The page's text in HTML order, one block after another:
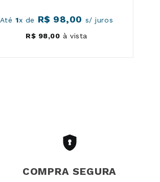
Até1x de R$ 98,00 s/ juros
R$ 98,00 à vista
COMPRA SEGURA